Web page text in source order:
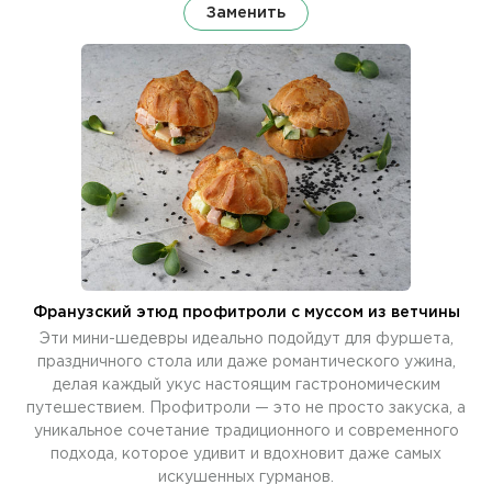
Заменить
Франузский этюд профитроли с муссом из ветчины
Эти мини-шедевры идеально подойдут для фуршета,
праздничного стола или даже романтического ужина,
делая каждый укус настоящим гастрономическим
путешествием. Профитроли — это не просто закуска, а
уникальное сочетание традиционного и современного
подхода, которое удивит и вдохновит даже самых
искушенных гурманов.